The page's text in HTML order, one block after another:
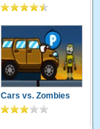
Cars vs. Zombies